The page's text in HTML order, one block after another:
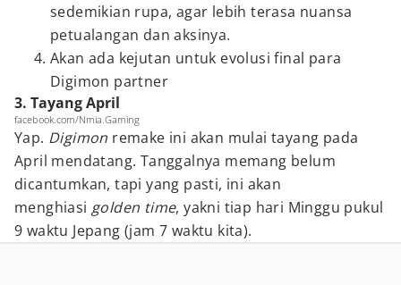
sedemikian rupa, agar lebih terasa nuansa
petualangan dan aksinya.
Akan ada kejutan untuk evolusi final para
Digimon partner
3. Tayang April
facebook.com/Nmia.Gaming
Yap. Digimon remake ini akan mulai tayang pada
April mendatang. Tanggalnya memang belum
dicantumkan, tapi yang pasti, ini akan
menghiasi golden time, yakni tiap hari Minggu pukul
9 waktu Jepang (jam 7 waktu kita).